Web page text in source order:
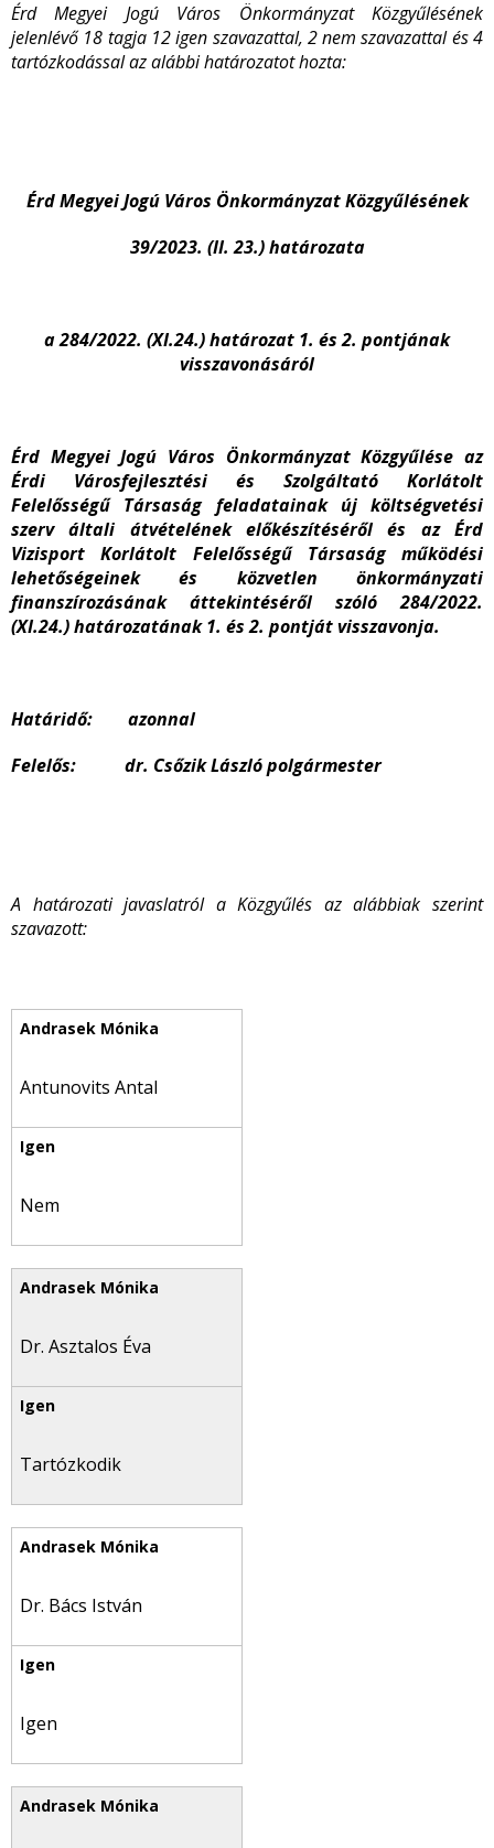
Érd Megyei Jogú Város Önkormányzat Közgyűlésének
jelenlévő 18 tagja 12 igen szavazattal, 2 nem szavazattal és 4
tartózkodással az alábbi határozatot hozta:
Érd Megyei Jogú Város Önkormányzat Közgyűlésének
39/2023. (II. 23.) határozata
a 284/2022. (XI.24.) határozat 1. és 2. pontjának
visszavonásáról
Érd Megyei Jogú Város Önkormányzat Közgyűlése az
Érdi Városfejlesztési és Szolgáltató Korlátolt
Felelősségű Társaság feladatainak új költségvetési
szerv általi átvételének előkészítéséről és az Érd
Vizisport Korlátolt Felelősségű Társaság működési
lehetőségeinek és közvetlen önkormányzati
finanszírozásának áttekintéséről szóló 284/2022.
(XI.24.) határozatának 1. és 2. pontját visszavonja.
Határidő: azonnal
Felelős: dr. Csőzik László polgármester
A határozati javaslatról a Közgyűlés az alábbiak szerint
szavazott:
Antunovits Antal
Nem
Dr. Asztalos Éva
Tartózkodik
Dr. Bács István
Igen